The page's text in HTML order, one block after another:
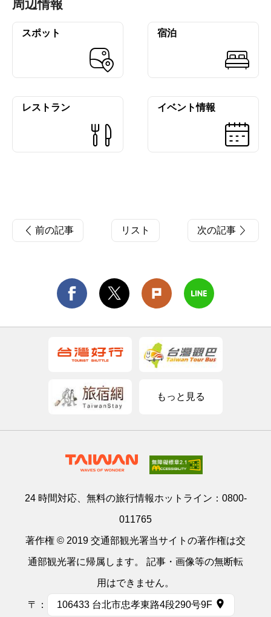
周辺情報
スポット 宿泊
レストラン イベント情報
前の記事 リスト 次の記事
もっと見る
24 時間対応、無料の旅行情報ホットライン： 0800-
011765
著作権 © 2019 交通部観光署当サイトの著作権は交
通部観光署に帰属します。 記事・画像等の無断転
用はできません。
〒： 106433 台北市忠孝東路4段290号9F